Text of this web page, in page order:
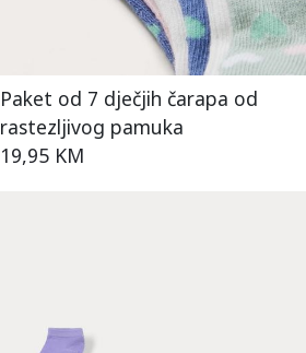
Paket od 7 dječjih čarapa od
rastezljivog pamuka
19,95 KM